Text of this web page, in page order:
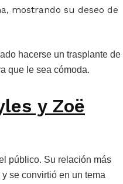
mostrando su deseo de
hacerse un trasplante de
que le sea cómoda.
y Zoë
público. Su relación más
se convirtió en un tema